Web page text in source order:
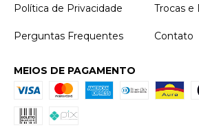
Política de Privacidade
Trocas e
Perguntas Frequentes Contato
MEIOS DE PAGAMENTO